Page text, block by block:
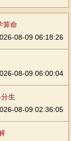
算命
08-09 06:18:26
08-09 06:00:04
生
08-09 02:36:05